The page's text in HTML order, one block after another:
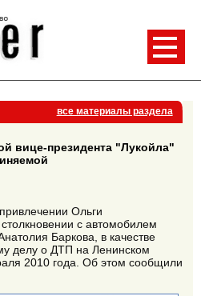
все материалы раздела
вице-президента "Лукойла"
Ольги
с автомобилем
Баркова, в качестве
делу о ДТП на Ленинском
2010 года. Об этом сообщили